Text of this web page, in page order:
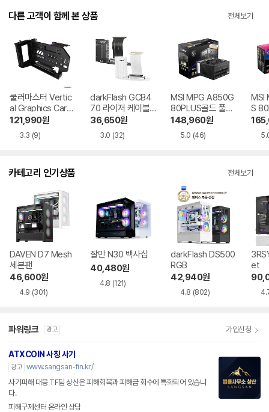
다른 고객이 함께 본 상품 전체보기
쿨러마스터 Vertic
al Graphics Card
Holder Kit V3 블
121,990원
3.3 (9)
darkFlash GCB4
70 라이저 케이블
지지대 KIT 블랙
36,650원
3.0 (32)
MSI MPG A850G
80PLUS골드 풀모
듈러 ATX3.1
148,960원
5.0 (46)
MSI
S
모듈
카테고리 인기상품 전체보기
DAVEN D7 Mesh
세븐팬
46,600원
4.9 (301)
잘만 N30 백사십
40,480원
4.8 (121)
darkFlash DS500
RGB
42,940원
4.8 (802)
et
파워링크 광고 가입신청
ATXCOIN 사칭 사기
광고
www.sangsan-fin.kr/
사기피해 대응 TF팀 상산은 피해회복과 피해금 회수에 특화되어 있습니
다.
피해구제센터 온라인 상담